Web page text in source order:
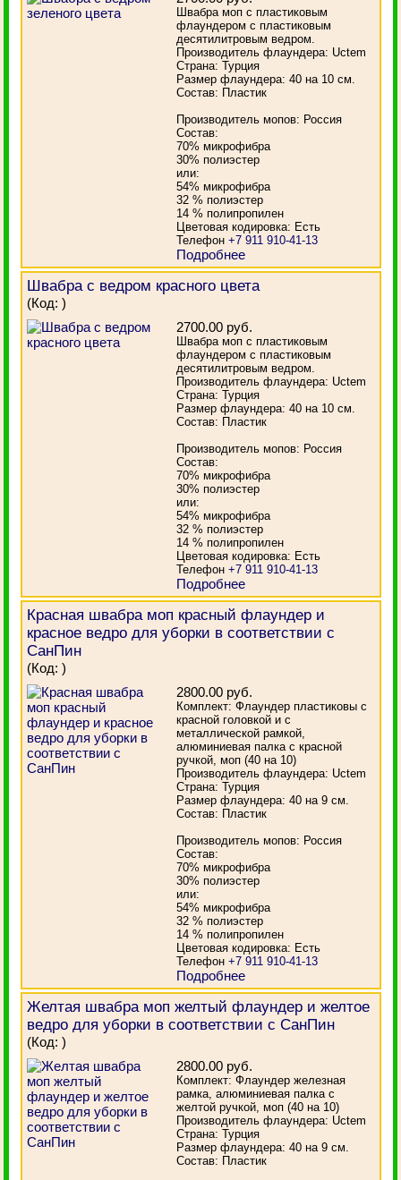
Швабра моп с пластиковым
флаундером с пластиковым
десятилитровым ведром.
Производитель флаундера: Uctem
Страна: Турция
Размер флаундера: 40 на 10 см.
Состав: Пластик
Производитель мопов: Россия
Состав:
70% микрофибра
30% полиэстер
или:
54% микрофибра
32 % полиэстер
14 % полипропилен
Цветовая кодировка: Есть
Телефон+7 911 910-41-13
Подробнее
Швабра с ведром красного цвета
(Код:)
2700.00 руб.
Швабра моп с пластиковым
флаундером с пластиковым
десятилитровым ведром.
Производитель флаундера: Uctem
Страна: Турция
Размер флаундера: 40 на 10 см.
Состав: Пластик
Производитель мопов: Россия
Состав:
70% микрофибра
30% полиэстер
или:
54% микрофибра
32 % полиэстер
14 % полипропилен
Цветовая кодировка: Есть
Телефон+7 911 910-41-13
Подробнее
Красная швабра моп красный флаундер и
красное ведро для уборки в соответствии с
СанПин
(Код:)
2800.00 руб.
Комплект: Флаундер пластиковы с
красной головкой и с
металлической рамкой,
алюминиевая палка с красной
ручкой, моп (40 на 10)
Производитель флаундера: Uctem
Страна: Турция
Размер флаундера: 40 на 9 см.
Состав: Пластик
Производитель мопов: Россия
Состав:
70% микрофибра
30% полиэстер
или:
54% микрофибра
32 % полиэстер
14 % полипропилен
Цветовая кодировка: Есть
Телефон+7 911 910-41-13
Подробнее
Желтая швабра моп желтый флаундер и желтое
ведро для уборки в соответствии с СанПин
(Код:)
2800.00 руб.
Комплект: Флаундер железная
рамка, алюминиевая палка с
желтой ручкой, моп (40 на 10)
Производитель флаундера: Uctem
Страна: Турция
Размер флаундера: 40 на 9 см.
Состав: Пластик